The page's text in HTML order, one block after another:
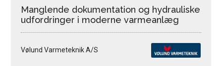
Manglende dokumentation og hydrauliske
udfordringer i moderne varmeanlæg
Vølund Varmeteknik A/S